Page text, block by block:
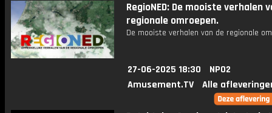
RegioNED: De mooiste verhalen
regionale omroepen.
De mooiste verhalen van de regionale
27-06-2025 18:30
NPO2
Amusement.TV
Alle